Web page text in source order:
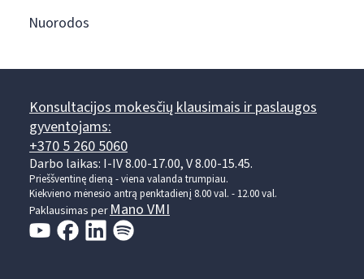
Nuorodos
Konsultacijos mokesčių klausimais ir paslaugos
gyventojams:
+370 5 260 5060
Darbo laikas: I-IV 8.00-17.00, V 8.00-15.45.
Prieššventinę dieną - viena valanda trumpiau.
Kiekvieno mėnesio antrą penktadienį 8.00 val. - 12.00 val.
Paklausimas per Mano VMI